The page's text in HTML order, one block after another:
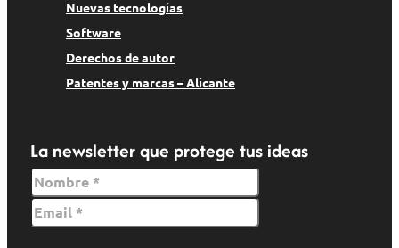
Nuevas tecnologías
Software
Derechos de autor
Patentes y marcas – Alicante
La newsletter que protege tus ideas